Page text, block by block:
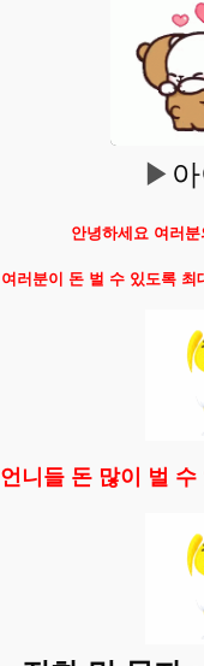
▶
안녕하세요 여러
여러분이 돈 벌 수 있도록 최
언니들 돈 많이 벌